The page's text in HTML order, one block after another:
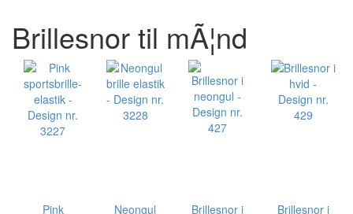
Brillesnor til mÃ¦nd
Pink
Neongul
Brillesnor i
Brillesnor i